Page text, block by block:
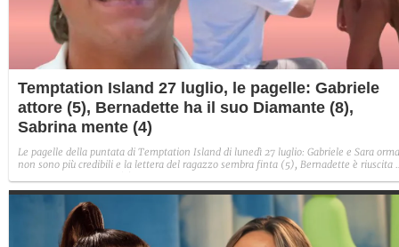
Temptation Island 27 luglio, le pagelle: Gabriele
attore (5), Bernadette ha il suo Diamante (8),
Sabrina mente (4)
Le pagelle della puntata di Temptation Island di lunedì 27 luglio: Gabriele e Sara
non sono più credibili e la lettera del ragazzo sembra finta (5), Bernadette è riuscita
Giovanni che se stessa in un solo momento (4).